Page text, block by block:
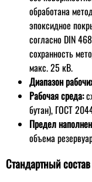
обработана
эпоксидное
согласно DIN
сохранность
макс. 25 кВ.
Диапазон
Рабочая среда:
бутан), ГОСТ
Предел
объема
Стандартный